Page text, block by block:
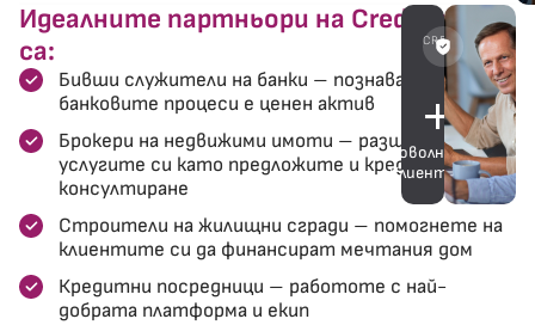
Идеалните партньори на Creditland
са:
Бивши служители на банки – познаването на
банковите процеси е ценен актив
Брокери на недвижими имоти – разширете
услугите си като предложите и кредитно
консултиране
Строители на жилищни сгради – помогнете на
клиентите си да финансират мечтания дом
Кредитни посредници – работоте с най-
добрата платформа и екип
CREDITLAND
Доволни
Клиенти
+